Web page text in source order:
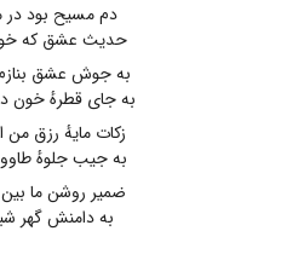
دم مسیح بود در
حدیث عشق که
به جوش عشق
به جای قطرهٔ خون
زکات مایهٔ رزق
به جیب جلوهٔ
ضمیر روشن ما
به دامنش گهر